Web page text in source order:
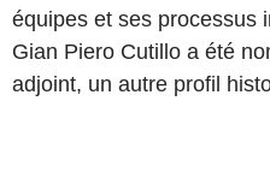
équipes et ses processus
Gian Piero Cutillo a été
adjoint, un autre profil